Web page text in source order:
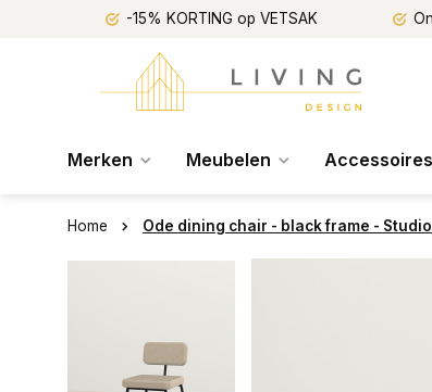
-15% KORTING op VETSAK
Merken Meubelen Accessoires
Home Ode dining chair - black frame -